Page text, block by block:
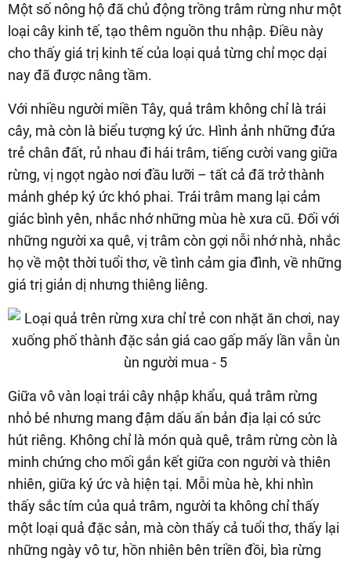
Một số nông hộ đã chủ động trồng trâm rừng như một
loại cây kinh tế, tạo thêm nguồn thu nhập. Điều này
cho thấy giá trị kinh tế của loại quả từng chỉ mọc dại
nay đã được nâng tầm.
Với nhiều người miền Tây, quả trâm không chỉ là trái
cây, mà còn là biểu tượng ký ức. Hình ảnh những đứa
trẻ chân đất, rủ nhau đi hái trâm, tiếng cười vang giữa
rừng, vị ngọt ngào nơi đầu lưỡi – tất cả đã trở thành
mảnh ghép ký ức khó phai. Trái trâm mang lại cảm
giác bình yên, nhắc nhớ những mùa hè xưa cũ. Đối với
những người xa quê, vị trâm còn gợi nỗi nhớ nhà, nhắc
họ về một thời tuổi thơ, về tình cảm gia đình, về những
giá trị giản dị nhưng thiêng liêng.
Giữa vô vàn loại trái cây nhập khẩu, quả trâm rừng
nhỏ bé nhưng mang đậm dấu ấn bản địa lại có sức
hút riêng. Không chỉ là món quà quê, trâm rừng còn là
minh chứng cho mối gắn kết giữa con người và thiên
nhiên, giữa ký ức và hiện tại. Mỗi mùa hè, khi nhìn
thấy sắc tím của quả trâm, người ta không chỉ thấy
một loại quả đặc sản, mà còn thấy cả tuổi thơ, thấy lại
những ngày vô tư, hồn nhiên bên triền đồi, bìa rừng